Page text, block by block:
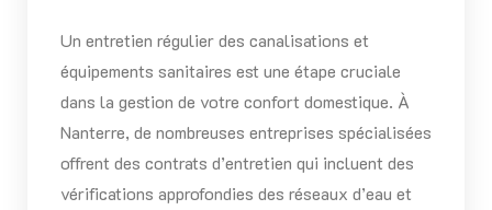
Un entretien régulier des canalisations et
équipements sanitaires est une étape cruciale
dans la gestion de votre confort domestique. À
Nanterre, de nombreuses entreprises spécialisées
offrent des contrats d’entretien qui incluent des
vérifications approfondies des réseaux d’eau et